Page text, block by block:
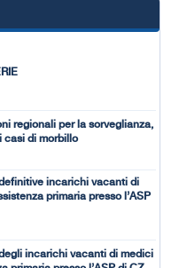
regionali per la sorveglianza,
casi di morbillo
incarichi vacanti di
primaria presso l’ASP
incarichi vacanti di medici